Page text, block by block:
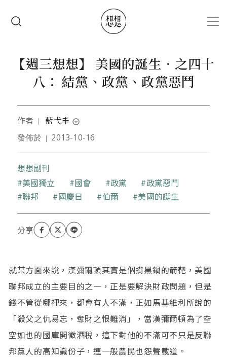
【週三想想】 美國的誕生‧之四十
八： 結黨、政黨、政黨惡鬥
作者 ｜ 藍弋丰 expand_circle_down
本文作者台灣大學醫學系畢業後，從事翻譯、撰稿及
與環境等議題。曾任《國家地理雜誌》、台灣微軟、
集邦科技特約譯者，並有動畫、漫畫、插畫、書籍封
面及插圖等作品。擔任PTT「架空歷史板」
(DummyHistory) 板主，著有《海角七號電影小
翻了滿清》。
發佈於 ｜ 2013-10-16
想想副刊
關鍵字
美國獨立 國會 政黨
政黨惡鬥
聯邦
國慶日 伯爾 美國的誕生
就某方面來說，漢彌爾頓其實是個揹黑鍋的箭靶，美國
聯邦成立的主要目的之一，正是要解決財政問題，但是
錢不管從哪裡來，都會有人不滿，正如馬基維利所說的
「殺父之仇易忘，奪財之恨難消」，當漢彌爾頓為了空
空如也的國庫開徵酒稅，這下對他的不滿可不只是反聯
邦黨人的高知識份子，連一般農民也怨聲載道。